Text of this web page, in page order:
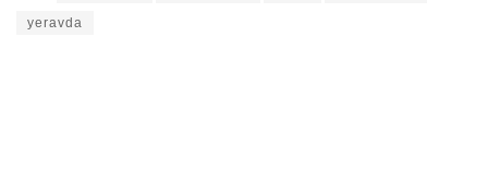
yeravda